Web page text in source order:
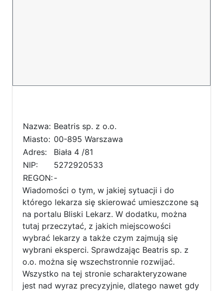
Nazwa: Beatris sp. z o.o.
Miasto: 00-895 Warszawa
Adres:
Biała 4 /81
NIP:
5272920533
REGON:-
Wiadomości o tym, w jakiej sytuacji i do
którego lekarza się skierować umieszczone są
na portalu Bliski Lekarz. W dodatku, można
tutaj przeczytać, z jakich miejscowości
wybrać lekarzy a także czym zajmują się
wybrani eksperci. Sprawdzając Beatris sp. z
o.o. można się wszechstronnie rozwijać.
Wszystko na tej stronie scharakteryzowane
jest nad wyraz precyzyjnie, dlatego nawet gdy